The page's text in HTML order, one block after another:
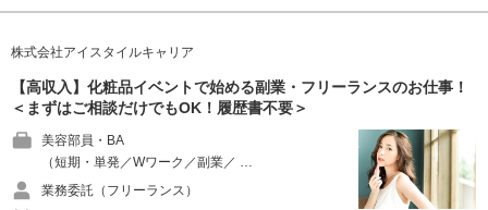
株式会社アイスタイルキャリア
【高収入】化粧品イベントで始める副業・フリーランスのお仕事！
＜まずはご相談だけでもOK！履歴書不要＞
美容部員・BA
（短期・単発／Wワーク／副業／ …
業務委託（フリーランス）